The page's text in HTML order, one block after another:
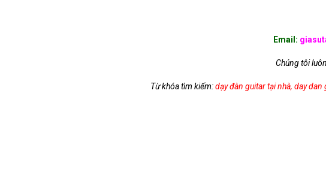
Email:
Chúng tôi
Từ khóa tìm kiếm:dạy đàn guitar tại nhà, day dan